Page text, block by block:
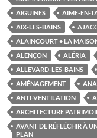
AIGUINES
AIME-EN-
AIX-LES-BAINS
ALAINCOURT • LA
ALENÇON
ALÉRIA
ALLEVARD-LES-BAINS
AMÉNAGEMENT
ANTI-VENTILATION
ARCHITECTURE
AVANT DE RÉFLÉCHIR À
PLAN